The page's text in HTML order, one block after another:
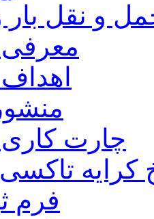
و نقل بار
چارت
تاکسی
فرم